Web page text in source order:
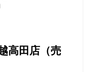
高田店（売